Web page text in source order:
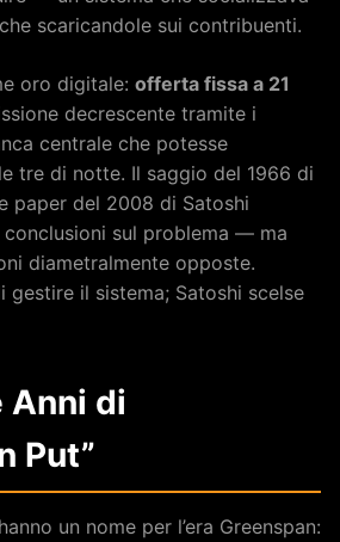
scaricandole sui contribuenti.
oro digitale: offerta fissa a 21
decrescente tramite i
centrale che potesse
tre di notte. Il saggio del 1966 di
paper del 2008 di Satoshi
conclusioni sul problema — ma
diametralmente opposte.
gestire il sistema; Satoshi scelse
Anni di
Put”
un nome per l’era Greenspan: